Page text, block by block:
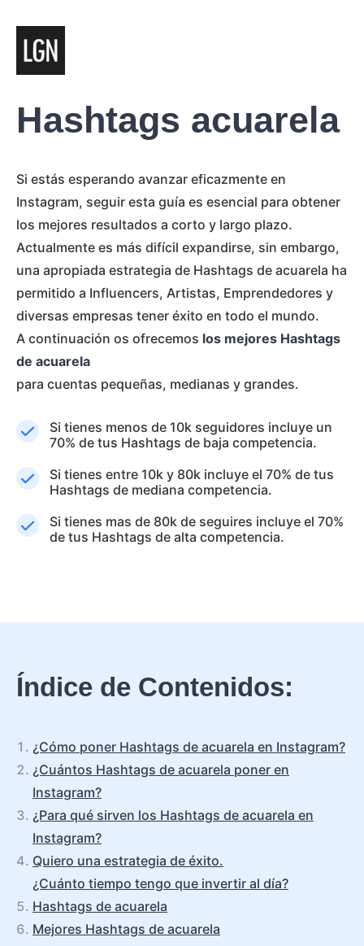
Hashtags acuarela
Si estás esperando avanzar eficazmente en
Instagram, seguir esta guía es esencial para obtener
los mejores resultados a corto y largo plazo.
Actualmente es más difícil expandirse, sin embargo,
una apropiada estrategia de Hashtags de acuarela ha
permitido a Influencers, Artistas, Emprendedores y
diversas empresas tener éxito en todo el mundo.
A continuación os ofrecemos los mejores Hashtags
de acuarela
para cuentas pequeñas, medianas y grandes.
Si tienes menos de 10k seguidores incluye un
70% de tus Hashtags de baja competencia.
Si tienes entre 10k y 80k incluye el 70% de tus
Hashtags de mediana competencia.
Si tienes mas de 80k de seguires incluye el 70%
de tus Hashtags de alta competencia.
Índice de Contenidos:
¿Cómo poner Hashtags de acuarela en Instagram?
¿Cuántos Hashtags de acuarela poner en
Instagram?
¿Para qué sirven los Hashtags de acuarela en
Instagram?
Quiero una estrategia de éxito.
¿Cuánto tiempo tengo que invertir al día?
Hashtags de acuarela
Mejores Hashtags de acuarela